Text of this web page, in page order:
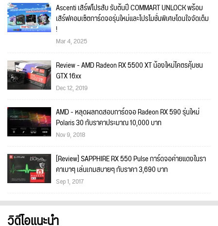
Ascenti เสิร์ฟโปรสับ รับต้นปี COMMART UNLOCK พร้อม
เสิร์ฟคอมเซ็ตการ์ดจอรุ่นใหม่และโปรโมชั่นพิเศษโดนใจจัดเต็ม
!
Mar 4, 2025
Review - AMD Radeon RX 5500 XT น้องใหม่โคตรคุ้มชน
GTX 16xx
Dec 12, 2019
AMD - หลุดผลทดสอบการ์ดจอ Radeon RX 590 รุ่นใหม่
Polaris 30 กับราคาประมาณ 10,000 บาท
Nov 9, 2018
[Review] SAPPHIRE RX 550 Pulse การ์ดจอค่ายแดงในรา
คาเบาๆ เล่นเกมสบายๆ กับราคา 3,690 บาท
Sep 1, 2017